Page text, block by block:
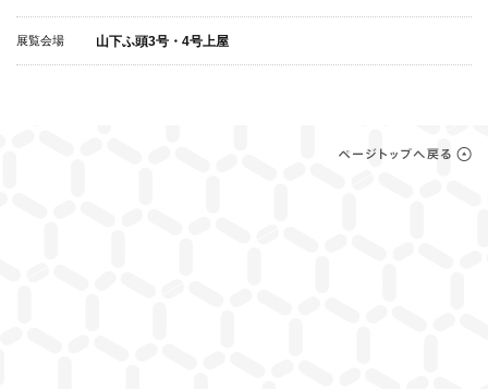
展覧会場 山下ふ頭3号・4号上屋